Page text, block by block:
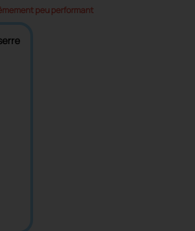
peu performant